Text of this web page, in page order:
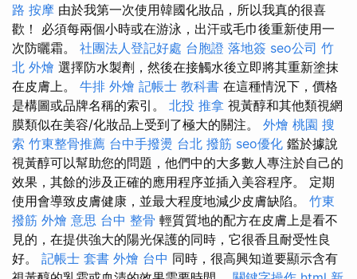
路 按摩 由於我第一次使用韓國化妝品，所以我真的很喜
歡！ 必須每兩個小時或在游泳，出汗或毛巾後重新使用一
次防曬霜。 社團法人登記好處 台胞證 落地簽 seo公司 竹
北 外燴 選擇防水製劑，然後在接觸水後立即將其重新塗抹
在皮膚上。 牛排 外燴 記帳士 教科書 在這種情況下，價格
是構圖或品牌名稱的索引。 北投 推拿 視黃醇和其他類視網
膜類似在美容/化妝品上受到了極大的關注。 外燴 桃園 搜
索 竹東整骨推薦 台中手撥燙 台北 撥筋 seo優化 鑑於據說
視黃醇可以幫助您的問題，他們中的大多數人專注於自己的
效果，其餘的涉及正確的應用程序並插入美容程序。 定期
使用會導致皮膚健康，並最大程度地減少皮膚缺陷。 竹東
撥筋 外燴 意思 台中 整骨 輕質質地的配方在皮膚上是看不
見的，在提供強大的陽光保護的同時，它很香且耐受性良
好。 記帳士 套書 外燴 台中 同時，很高興知道要顯示含有